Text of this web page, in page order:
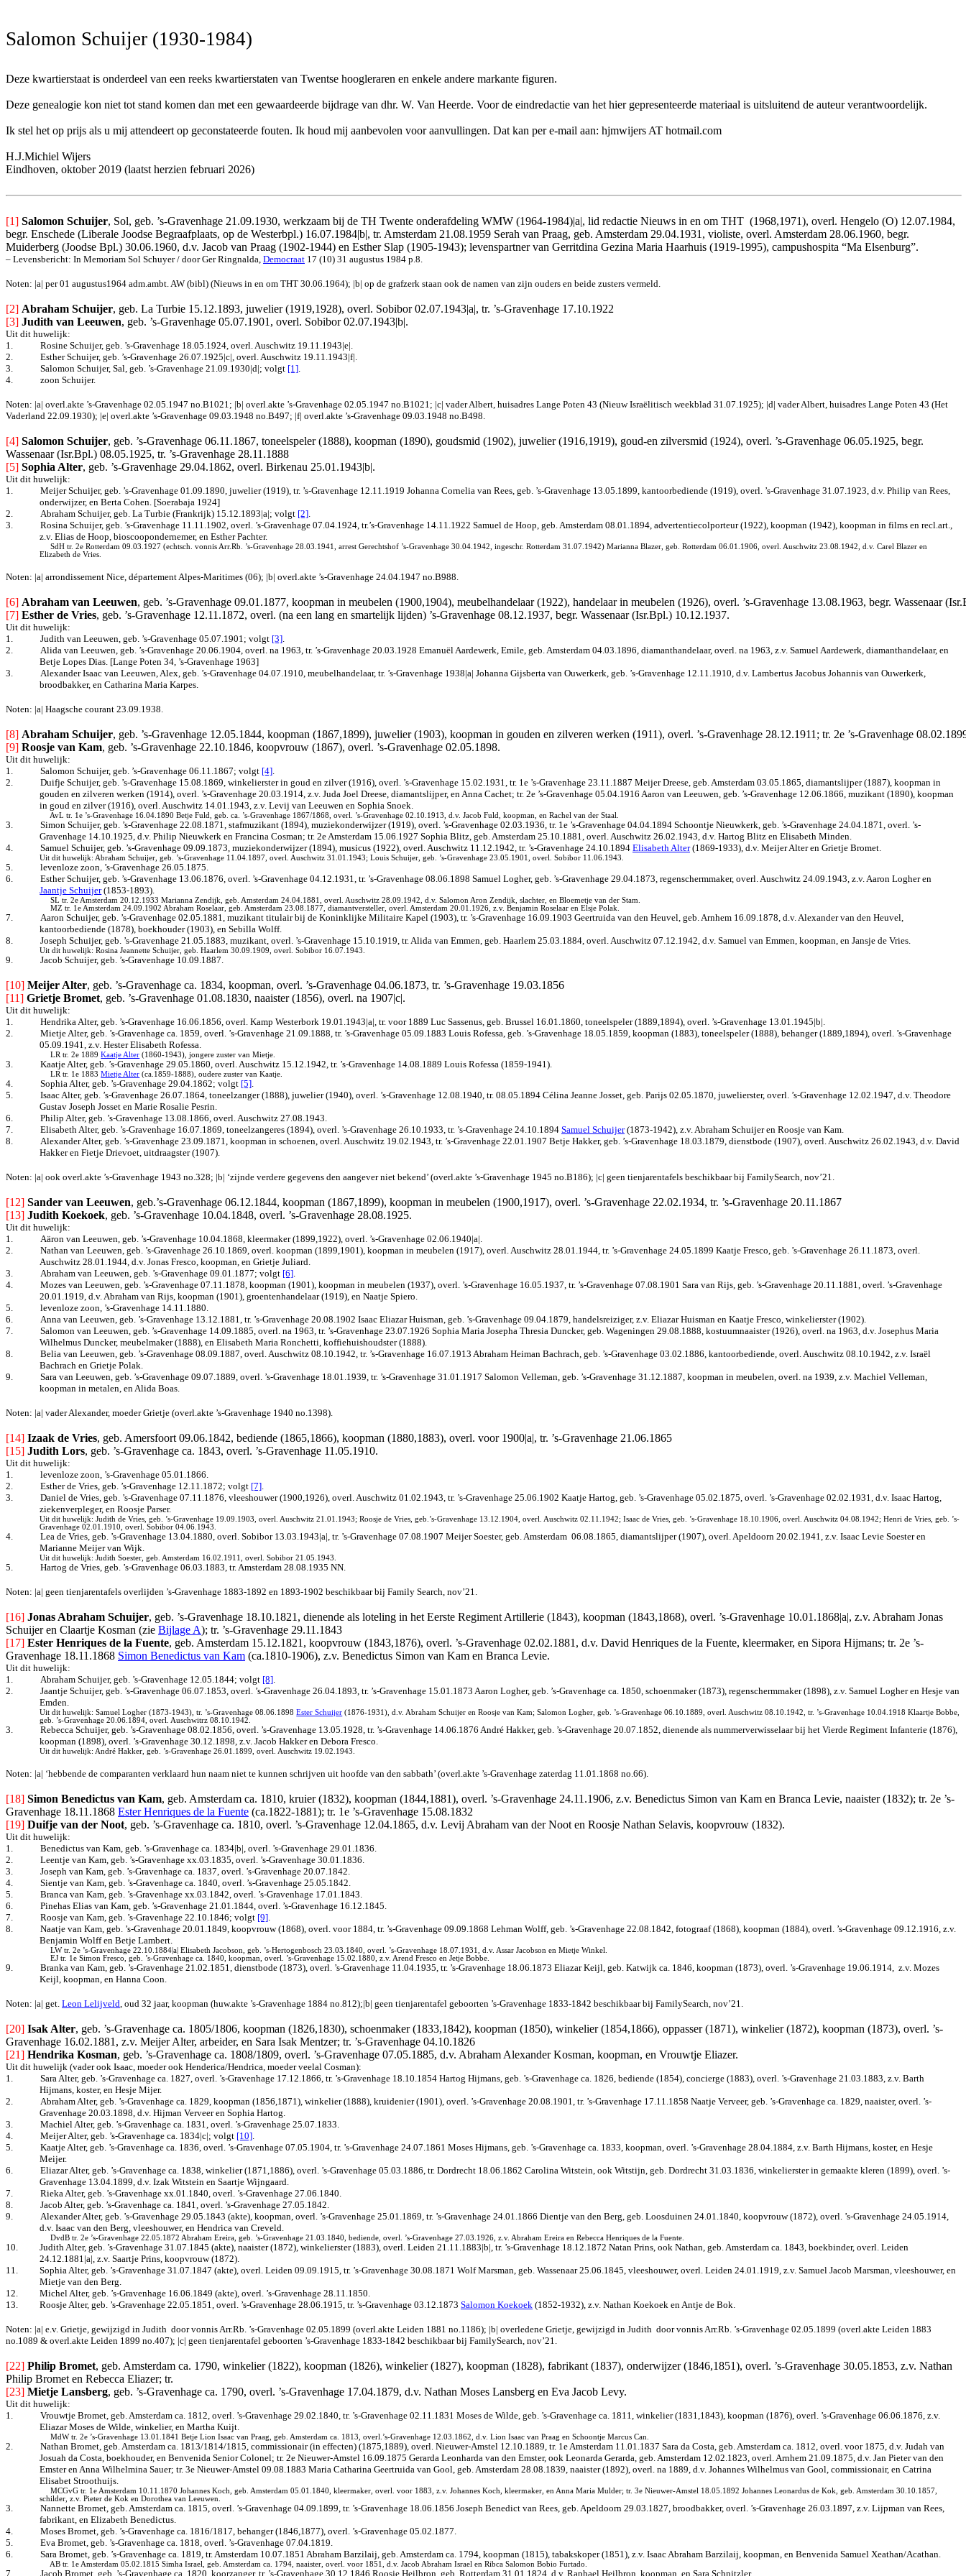
Salomon Schuijer (1930-1984)
Deze kwartierstaat is onderdeel van een reeks kwartierstaten van Twentse hoogleraren en enkele andere markante figuren.
Deze genealogie kon niet tot stand komen dan met een gewaardeerde bijdrage van dhr. W. Van Heerde. Voor de eindredactie van het hier gepresenteerde materiaal is uitsluitend de auteur verantwoordelijk.
Ik stel het op prijs als u mij attendeert op geconstateerde fouten. Ik houd mij aanbevolen voor aanvullingen. Dat kan per e-mail aan: hjmwijers AT hotmail.com
H.J.Michiel Wijers
Eindhoven, oktober 2019 (laatst herzien februari 2026)
[1] Salomon Schuijer, Sol, geb. ’s-Gravenhage 21.09.1930, werkzaam bij de TH Twente onderafdeling WMW (1964-1984)|a|, lid redactie Nieuws in en om THT (1968,1971), overl. Hengelo (O) 12.07.1984,
begr. Enschede (Liberale Joodse Begraafplaats, op de Westerbpl.) 16.07.1984|b|, tr. Amsterdam 21.08.1959 Serah van Praag, geb. Amsterdam 29.04.1931, violiste, overl. Amsterdam 28.06.1960, begr.
Muiderberg (Joodse Bpl.) 30.06.1960, d.v. Jacob van Praag (1902-1944) en Esther Slap (1905-1943); levenspartner van Gerritdina Gezina Maria Haarhuis (1919-1995), campushospita “Ma Elsenburg”.
– Levensbericht: In Memoriam Sol Schuyer / door Ger Ringnalda, Democraat 17 (10) 31 augustus 1984 p.8.
Noten: |a| per01 augustus1964 adm.ambt. AW (bibl) (Nieuws in en om THT 30.06.1964); |b| op de grafzerk staan ook de namen van zijn ouders en beide zusters vermeld.
[2] Abraham Schuijer, geb. La Turbie 15.12.1893, juwelier (1919,1928), overl. Sobibor 02.07.1943|a|, tr. ’s-Gravenhage 17.10.1922
[3] Judith van Leeuwen, geb. ’s-Gravenhage 05.07.1901, overl. Sobibor 02.07.1943|b|.
Uit dit huwelijk:
1.
Rosine Schuijer, geb. ’s-Gravenhage 18.05.1924, overl. Auschwitz 19.11.1943|e|.
2.
Esther Schuijer, geb. ’s-Gravenhage 26.07.1925|c|, overl. Auschwitz 19.11.1943|f|.
3.
Salomon Schuijer, Sal, geb. ’s-Gravenhage 21.09.1930|d|; volgt [1].
4.
zoon Schuijer.
Noten: |a| overl.akte ’s-Gravenhage 02.05.1947 no.B1021; |b| overl.akte ’s-Gravenhage 02.05.1947 no.B1021; |c| vader Albert, huisadres Lange Poten 43 (Nieuw Israëlitisch weekblad 31.07.1925); |d| vader Albert, huisadres Lange Poten 43 (Het
Vaderland 22.09.1930); |e| overl.akte ’s-Gravenhage 09.03.1948 no.B497; |f| overl.akte ’s-Gravenhage 09.03.1948 no.B498.
[4] Salomon Schuijer, geb. ’s-Gravenhage 06.11.1867, toneelspeler (1888), koopman (1890), goudsmid (1902), juwelier (1916,1919), goud-en zilversmid (1924), overl. ’s-Gravenhage 06.05.1925, begr.
Wassenaar (Isr.Bpl.) 08.05.1925, tr. ’s-Gravenhage 28.11.1888
[5] Sophia Alter, geb. ’s-Gravenhage 29.04.1862, overl. Birkenau 25.01.1943|b|.
Uit dit huwelijk:
1.
Meijer Schuijer, geb. ’s-Gravenhage 01.09.1890, juwelier (1919), tr. ’s-Gravenhage 12.11.1919 Johanna Cornelia van Rees, geb. ’s-Gravenhage 13.05.1899, kantoorbediende (1919), overl. ’s-Gravenhage 31.07.1923, d.v. Philip van Rees,
onderwijzer, en Berta Cohen. [Soerabaja 1924]
2.
Abraham Schuijer, geb. La Turbie (Frankrijk) 15.12.1893|a|; volgt [2].
3.
Rosina Schuijer, geb. ’s-Gravenhage 11.11.1902, overl. ’s-Gravenhage 07.04.1924, tr.’s-Gravenhage 14.11.1922 Samuel de Hoop, geb. Amsterdam 08.01.1894, advertentiecolporteur (1922), koopman (1942), koopman in films en recl.art.,
z.v. Elias de Hoop, bioscoopondernemer, en Esther Pachter.
SdH tr. 2e Rotterdam 09.03.1927 (echtsch. vonnis Arr.Rb. ’s-Gravenhage 28.03.1941, arrest Gerechtshof ’s-Gravenhage 30.04.1942, ingeschr. Rotterdam 31.07.1942) Marianna Blazer, geb. Rotterdam 06.01.1906, overl. Auschwitz 23.08.1942, d.v. Carel Blazer en
Elizabeth de Vries.
Noten: |a| arrondissement Nice, département Alpes-Maritimes (06); |b| overl.akte ’s-Gravenhage 24.04.1947 no.B988.
[6] Abraham van Leeuwen, geb. ’s-Gravenhage 09.01.1877, koopman in meubelen (1900,1904), meubelhandelaar (1922), handelaar in meubelen (1926), overl. ’s-Gravenhage 13.08.1963, begr. Wassenaar
[7] Esther de Vries, geb. ’s-Gravenhage 12.11.1872, overl. (na een lang en smartelijk lijden) ’s-Gravenhage 08.12.1937, begr. Wassenaar (Isr.Bpl.) 10.12.1937.
Uit dit huwelijk:
1.
Judith van Leeuwen, geb. ’s-Gravenhage 05.07.1901; volgt [3].
2.
Alida van Leeuwen, geb. ’s-Gravenhage 20.06.1904, overl. na 1963, tr. ’s-Gravenhage 20.03.1928 Emanuël Aardewerk, Emile, geb. Amsterdam 04.03.1896, diamanthandelaar, overl. na 1963, z.v. Samuel Aardewerk, diamanthandelaar, en
Betje Lopes Dias. [Lange Poten 34, ’s-Gravenhage 1963]
3.
Alexander Isaac van Leeuwen, Alex, geb. ’s-Gravenhage 04.07.1910, meubelhandelaar, tr. ’s-Gravenhage 1938|a| Johanna Gijsberta van Ouwerkerk, geb. ’s-Gravenhage 12.11.1910, d.v. Lambertus Jacobus Johannis van Ouwerkerk,
broodbakker, en Catharina Maria Karpes.
Noten: |a| Haagsche courant 23.09.1938.
[8] Abraham Schuijer, geb. ’s-Gravenhage 12.05.1844, koopman (1867,1899), juwelier (1903), koopman in gouden en zilveren werken (1911), overl. ’s-Gravenhage 28.12.1911; tr. 2e ’s-Gravenhage
[9] Roosje van Kam, geb. ’s-Gravenhage 22.10.1846, koopvrouw (1867), overl. ’s-Gravenhage 02.05.1898.
Uit dit huwelijk:
1.
Salomon Schuijer, geb. ’s-Gravenhage 06.11.1867; volgt [4].
2.
Duifje Schuijer, geb. ’s-Gravenhage 15.08.1869, winkelierster in goud en zilver (1916), overl. ’s-Gravenhage 15.02.1931, tr. 1e ’s-Gravenhage 23.11.1887 Meijer Dreese, geb. Amsterdam 03.05.1865, diamantslijper (1887), koopman in
gouden en zilveren werken (1914), overl. ’s-Gravenhage 20.03.1914, z.v. Juda Joel Dreese, diamantslijper, en Anna Cachet; tr. 2e ’s-Gravenhage 05.04.1916 Aaron van Leeuwen, geb. ’s-Gravenhage 12.06.1866, muzikant (1890), koopman
in goud en zilver (1916), overl. Auschwitz 14.01.1943, z.v. Levij van Leeuwen en Sophia Snoek.
AvL tr. 1e ’s-Gravenhage 16.04.1890 Betje Fuld, geb. ca. ’s-Gravenhage 1867/1868, overl. ’s-Gravenhage 02.10.1913, d.v. Jacob Fuld, koopman, en Rachel van der Staal.
3.
Simon Schuijer, geb. ’s-Gravenhage 22.08.1871, stafmuzikant (1894), muziekonderwijzer (1919), overl. ’s-Gravenhage 02.03.1936, tr. 1e ’s-Gravenhage 04.04.1894 Schoontje Nieuwkerk, geb. ’s-Gravenhage 24.04.1871, overl. ’s-
Gravenhage 14.10.1925, d.v. Philip Nieuwkerk en Francina Cosman; tr. 2e Amsterdam 15.06.1927 Sophia Blitz, geb. Amsterdam 25.10.1881, overl. Auschwitz 26.02.1943, d.v. Hartog Blitz en Elisabeth Minden.
4.
Samuel Schuijer, geb. ’s-Gravenhage 09.09.1873, muziekonderwijzer (1894), musicus (1922), overl. Auschwitz 11.12.1942, tr. ’s-Gravenhage 24.10.1894 Elisabeth Alter(1869-1933), d.v. Meijer Alter en Grietje Bromet.
Uit dit huwelijk: Abraham Schuijer, geb. ’s-Gravenhage 11.04.1897, overl. Auschwitz 31.01.1943; Louis Schuijer, geb. ’s-Gravenhage 23.05.1901, overl. Sobibor 11.06.1943.
5.
levenloze zoon, ’s-Gravenhage 26.05.1875.
6.
Esther Schuijer, geb. ’s-Gravenhage 13.06.1876, overl. ’s-Gravenhage 04.12.1931, tr. ’s-Gravenhage 08.06.1898 Samuel Logher, geb. ’s-Gravenhage 29.04.1873, regenschermmaker, overl. Auschwitz 24.09.1943, z.v. Aaron Logher en
Jaantje Schuijer(1853-1893).
SL tr. 2e Amsterdam 20.12.1933 Marianna Zendijk, geb. Amsterdam 24.04.1881, overl. Auschwitz 28.09.1942, d.v. Salomon Aron Zendijk, slachter, en Bloemetje van der Stam.
MZ tr. 1e Amsterdam 24.09.1902 Abraham Roselaar, geb. Amsterdam 23.08.1877, diamantversteller, overl. Amsterdam 20.01.1926, z.v. Benjamin Roselaar en Elsje Polak.
7.
Aaron Schuijer, geb. ’s-Gravenhage 02.05.1881, muzikant titulair bij de Koninklijke Militaire Kapel (1903), tr. ’s-Gravenhage 16.09.1903 Geertruida van den Heuvel, geb. Arnhem 16.09.1878, d.v. Alexander van den Heuvel,
kantoorbediende (1878), boekhouder (1903), en Sebilla Wolff.
8.
Joseph Schuijer, geb. ’s-Gravenhage 21.05.1883, muzikant, overl. ’s-Gravenhage 15.10.1919, tr. Alida van Emmen, geb. Haarlem 25.03.1884, overl. Auschwitz 07.12.1942, d.v. Samuel van Emmen, koopman, en Jansje de Vries.
Uit dit huwelijk: Rosina Jeannette Schuijer, geb. Haarlem 30.09.1909, overl. Sobibor 16.07.1943.
9. Jacob Schuijer, geb. ’s-Gravenhage 10.09.1887.
[10] Meijer Alter, geb. ’s-Gravenhage ca. 1834, koopman, overl. ’s-Gravenhage 04.06.1873, tr. ’s-Gravenhage 19.03.1856
[11] Grietje Bromet, geb. ’s-Gravenhage 01.08.1830, naaister (1856), overl. na 1907|c|.
Uit dit huwelijk:
1.
Hendrika Alter, geb. ’s-Gravenhage 16.06.1856, overl. Kamp Westerbork 19.01.1943|a|, tr. voor 1889 Luc Sassenus, geb. Brussel 16.01.1860, toneelspeler (1889,1894), overl. ’s-Gravenhage 13.01.1945|b|.
2.
Mietje Alter, geb. ’s-Gravenhage ca. 1859, overl. ’s-Gravenhage 21.09.1888, tr. ’s-Gravenhage 05.09.1883 Louis Rofessa, geb. ’s-Gravenhage 18.05.1859, koopman (1883), toneelspeler (1888), behanger (1889,1894), overl. ’s-Gravenhage
05.09.1941, z.v. Hester Elisabeth Rofessa.
LR tr. 2e 1889Kaatje Alter (1860-1943), jongere zuster van Mietje.
3. Kaatje Alter, geb. ’s-Gravenhage 29.05.1860, overl. Auschwitz 15.12.1942, tr. ’s-Gravenhage 14.08.1889 Louis Rofessa (1859-1941).
LR tr. 1e 1883Mietje Alter (ca.1859-1888), oudere zuster van Kaatje.
4. Sophia Alter, geb. ’s-Gravenhage 29.04.1862; volgt [5].
5.
Isaac Alter, geb. ’s-Gravenhage 26.07.1864, toneelzanger (1888), juwelier (1940), overl. ’s-Gravenhage 12.08.1940, tr. 08.05.1894 Célina Jeanne Josset, geb. Parijs 02.05.1870, juwelierster, overl. ’s-Gravenhage 12.02.1947, d.v. Theodore
Gustav Joseph Josset en Marie Rosalie Pesrin.
6.
Philip Alter, geb. ’s-Gravenhage 13.08.1866, overl. Auschwitz 27.08.1943.
7.
Elisabeth Alter, geb. ’s-Gravenhage 16.07.1869, toneelzangeres (1894), overl. ’s-Gravenhage 26.10.1933, tr. ’s-Gravenhage 24.10.1894 Samuel Schuijer(1873-1942), z.v. Abraham Schuijer en Roosje van Kam.
8.
Alexander Alter, geb. ’s-Gravenhage 23.09.1871, koopman in schoenen, overl. Auschwitz 19.02.1943, tr. ’s-Gravenhage 22.01.1907 Betje Hakker, geb. ’s-Gravenhage 18.03.1879, dienstbode (1907), overl. Auschwitz 26.02.1943, d.v. David
Hakker en Fietje Drievoet, uitdraagster (1907).
Noten: |a| ook overl.akte ’s-Gravenhage 1943 no.328; |b| ‘zijnde verdere gegevens den aangever niet bekend’ (overl.akte ’s-Gravenhage 1945 no.B186); |c| geen tienjarentafels beschikbaar bij FamilySearch, nov’21.
[12] Sander van Leeuwen, geb.’s-Gravenhage 06.12.1844, koopman (1867,1899), koopman in meubelen (1900,1917), overl. ’s-Gravenhage 22.02.1934, tr. ’s-Gravenhage 20.11.1867
[13] Judith Koekoek, geb. ’s-Gravenhage 10.04.1848, overl. ’s-Gravenhage 28.08.1925.
Uit dit huwelijk:
1.
Aäron van Leeuwen, geb. ’s-Gravenhage 10.04.1868, kleermaker (1899,1922), overl. ’s-Gravenhage 02.06.1940|a|.
2.
Nathan van Leeuwen, geb. ’s-Gravenhage 26.10.1869, overl. koopman (1899,1901), koopman in meubelen (1917), overl. Auschwitz 28.01.1944, tr. ’s-Gravenhage 24.05.1899 Kaatje Fresco, geb. ’s-Gravenhage 26.11.1873, overl.
Auschwitz 28.01.1944, d.v. Jonas Fresco, koopman, en Grietje Juliard.
3.
Abraham van Leeuwen, geb. ’s-Gravenhage 09.01.1877; volgt [6].
4.
Mozes van Leeuwen, geb. ’s-Gravenhage 07.11.1878, koopman (1901), koopman in meubelen (1937), overl. ’s-Gravenhage 16.05.1937, tr. ’s-Gravenhage 07.08.1901 Sara van Rijs, geb. ’s-Gravenhage 20.11.1881, overl. ’s-Gravenhage
20.01.1919, d.v. Abraham van Rijs, koopman (1901), groentenhandelaar (1919), en Naatje Spiero.
5.
levenloze zoon, ’s-Gravenhage 14.11.1880.
6.
Anna van Leeuwen, geb. ’s-Gravenhage 13.12.1881, tr. ’s-Gravenhage 20.08.1902 Isaac Eliazar Huisman, geb. ’s-Gravenhage 09.04.1879, handelsreiziger, z.v. Eliazar Huisman en Kaatje Fresco, winkelierster (1902).
7.
Salomon van Leeuwen, geb. ’s-Gravenhage 14.09.1885, overl. na 1963, tr. ’s-Gravenhage 23.07.1926 Sophia Maria Josepha Thresia Duncker, geb. Wageningen 29.08.1888, kostuumnaaister (1926), overl. na 1963, d.v. Josephus Maria
Wilhelmus Duncker, meubelmaker (1888), en Elisabeth Maria Ronchetti, koffiehuishoudster (1888).
8.
Belia van Leeuwen, geb. ’s-Gravenhage 08.09.1887, overl. Auschwitz 08.10.1942, tr. ’s-Gravenhage 16.07.1913 Abraham Heiman Bachrach, geb. ’s-Gravenhage 03.02.1886, kantoorbediende, overl. Auschwitz 08.10.1942, z.v. Israël
Bachrach en Grietje Polak.
9.
Sara van Leeuwen, geb. ’s-Gravenhage 09.07.1889, overl. ’s-Gravenhage 18.01.1939, tr. ’s-Gravenhage 31.01.1917 Salomon Velleman, geb. ’s-Gravenhage 31.12.1887, koopman in meubelen, overl. na 1939, z.v. Machiel Velleman,
koopman in metalen, en Alida Boas.
Noten: |a| vader Alexander, moeder Grietje (overl.akte ’s-Gravenhage 1940 no.1398).
[14] Izaak de Vries, geb. Amersfoort 09.06.1842, bediende (1865,1866), koopman (1880,1883), overl. voor 1900|a|, tr. ’s-Gravenhage 21.06.1865
[15] Judith Lors, geb. ’s-Gravenhage ca. 1843, overl. ’s-Gravenhage 11.05.1910.
Uit dit huwelijk:
1.
levenloze zoon, ’s-Gravenhage 05.01.1866.
2.
Esther de Vries, geb. ’s-Gravenhage 12.11.1872; volgt [7].
3.
Daniel de Vries, geb. ’s-Gravenhage 07.11.1876, vleeshouwer (1900,1926), overl. Auschwitz 01.02.1943, tr. ’s-Gravenhage 25.06.1902 Kaatje Hartog, geb. ’s-Gravenhage 05.02.1875, overl. ’s-Gravenhage 02.02.1931, d.v. Isaac Hartog,
ziekenverpleger, en Roosje Parser.
Uit dit huwelijk: Judith de Vries, geb. ’s-Gravenhage 19.09.1903, overl. Auschwitz 21.01.1943; Roosje de Vries, geb.’s-Gravenhage 13.12.1904, overl. Auschwitz 02.11.1942; Isaac de Vries, geb. ’s-Gravenhage 18.10.1906, overl. Auschwitz 04.08.1942; Henri de Vries, geb. ’s-
Gravenhage 02.01.1910, overl. Sobibor 04.06.1943.
4. Lea de Vries, geb. ’s-Gravenhage 13.04.1880, overl. Sobibor 13.03.1943|a|, tr. ’s-Gravenhage 07.08.1907 Meijer Soester, geb. Amsterdam 06.08.1865, diamantslijper (1907), overl. Apeldoorn 20.02.1941, z.v. Isaac Levie Soester en
Marianne Meijer van Wijk.
Uit dit huwelijk: Judith Soester, geb. Amsterdam 16.02.1911, overl. Sobibor 21.05.1943.
5. Hartog de Vries, geb. ’s-Gravenhage 06.03.1883, tr. Amsterdam 28.08.1935 NN.
Noten: |a| geen tienjarentafels overlijden ’s-Gravenhage 1883-1892 en 1893-1902 beschikbaar bij Family Search, nov’21.
[16] Jonas Abraham Schuijer, geb. ’s-Gravenhage 18.10.1821, dienende als loteling in het Eerste Regiment Artillerie (1843), koopman (1843,1868), overl. ’s-Gravenhage 10.01.1868|a|, z.v. Abraham Jonas
Schuijer en Claartje Kosman (zie Bijlage A); tr. ’s-Gravenhage 29.11.1843
[17] Ester Henriques de la Fuente, geb. Amsterdam 15.12.1821, koopvrouw (1843,1876), overl. ’s-Gravenhage 02.02.1881, d.v. David Henriques de la Fuente, kleermaker, en Sipora Hijmans; tr. 2e ’s-
Gravenhage 18.11.1868 Simon Benedictus van Kam (ca.1810-1906), z.v. Benedictus Simon van Kam en Branca Levie.
Uit dit huwelijk:
1.
Abraham Schuijer, geb. ’s-Gravenhage 12.05.1844; volgt [8].
2.
Jaantje Schuijer, geb. ’s-Gravenhage 06.07.1853, overl. ’s-Gravenhage 26.04.1893, tr. ’s-Gravenhage 15.01.1873 Aaron Logher, geb. ’s-Gravenhage ca. 1850, schoenmaker (1873), regenschermmaker (1898), z.v. Samuel Logher en Hesje van
Emden.
Uit dit huwelijk: Samuel Logher (1873-1943), tr. ’s-Gravenhage 08.06.1898Ester Schuijer (1876-1931), d.v. Abraham Schuijer en Roosje van Kam; Salomon Logher, geb. ’s-Gravenhage 06.10.1889, overl. Auschwitz 08.10.1942, tr. ’s-Gravenhage 10.04.1918 Klaartje Bobbe,
geb. ’s-Gravenhage 20.06.1894, overl. Auschwitrz 08.10.1942.
3.
Rebecca Schuijer, geb. ’s-Gravenhage 08.02.1856, overl. ’s-Gravenhage 13.05.1928, tr. ’s-Gravenhage 14.06.1876 André Hakker, geb. ’s-Gravenhage 20.07.1852, dienende als nummerverwisselaar bij het Vierde Regiment Infanterie (1876),
koopman (1898), overl. ’s-Gravenhage 30.12.1898, z.v. Jacob Hakker en Debora Fresco.
Uit dit huwelijk: André Hakker, geb. ’s-Gravenhage 26.01.1899, overl. Auschwitz 19.02.1943.
Noten: |a| ‘hebbende de comparanten verklaard hun naam niet te kunnen schrijven uit hoofde van den sabbath’ (overl.akte ’s-Gravenhage zaterdag 11.01.1868 no.66).
[18] Simon Benedictus van Kam, geb. Amsterdam ca. 1810, kruier (1832), koopman (1844,1881), overl. ’s-Gravenhage 24.11.1906, z.v. Benedictus Simon van Kam en Branca Levie, naaister (1832); tr. 2e ’s-
Gravenhage 18.11.1868 Ester Henriques de la Fuente (ca.1822-1881); tr. 1e ’s-Gravenhage 15.08.1832
[19] Duifje van der Noot, geb. ’s-Gravenhage ca. 1810, overl. ’s-Gravenhage 12.04.1865, d.v. Levij Abraham van der Noot en Roosje Nathan Selavis, koopvrouw (1832).
Uit dit huwelijk:
1.
Benedictus van Kam, geb. ’s-Gravenhage ca. 1834|b|, overl. ’s-Gravenhage 29.01.1836.
2.
Leentje van Kam, geb. ’s-Gravenhage xx.03.1835, overl. ’s-Gravenhage 30.01.1836.
3.
Joseph van Kam, geb. ’s-Gravenhage ca. 1837, overl. ’s-Gravenhage 20.07.1842.
4.
Sientje van Kam, geb. ’s-Gravenhage ca. 1840, overl. ’s-Gravenhage 25.05.1842.
5.
Branca van Kam, geb. ’s-Gravenhage xx.03.1842, overl. ’s-Gravenhage 17.01.1843.
6.
Pinehas Elias van Kam, geb. ’s-Gravenhage 21.01.1844, overl. ’s-Gravenhage 16.12.1845.
7.
Roosje van Kam, geb. ’s-Gravenhage 22.10.1846; volgt [9].
8.
Naatje van Kam, geb. ’s-Gravenhage 20.01.1849, koopvrouw (1868), overl. voor 1884, tr. ’s-Gravenhage 09.09.1868 Lehman Wolff, geb. ’s-Gravenhage 22.08.1842, fotograaf (1868), koopman (1884), overl. ’s-Gravenhage 09.12.1916, z.v.
Benjamin Wolff en Betje Lambert.
LW tr. 2e ’s-Gravenhage 22.10.1884|a| Elisabeth Jacobson, geb. ’s-Hertogenbosch 23.03.1840, overl. ’s-Gravenhage 18.07.1931, d.v. Assar Jacobson en Mietje Winkel.
EJ tr. 1e Simon Fresco, geb. ’s-Gravenhage ca. 1840, koopman, overl. ’s-Gravenhage 15.02.1880, z.v. Arend Fresco en Jetje Bobbe.
9. Branka van Kam, geb. ’s-Gravenhage 21.02.1851, dienstbode (1873), overl. ’s-Gravenhage 11.04.1935, tr. ’s-Gravenhage 18.06.1873 Eliazar Keijl, geb. Katwijk ca. 1846, koopman (1873), overl. ’s-Gravenhage 19.06.1914, z.v. Mozes
Keijl, koopman, en Hanna Coon.
Noten: |a| get. Leon Lelijveld, oud 32 jaar, koopman (huw.akte ’s-Gravenhage 1884 no.812);|b| geen tienjarentafel geboorten ’s-Gravenhage 1833-1842 beschikbaar bij FamilySearch, nov’21.
[20] Isak Alter, geb. ’s-Gravenhage ca. 1805/1806, koopman (1826,1830), schoenmaker (1833,1842), koopman (1850), winkelier (1854,1866), oppasser (1871), winkelier (1872), koopman (1873), overl. ’s-
Gravenhage 16.02.1881, z.v. Meijer Alter, arbeider, en Sara Isak Mentzer; tr. ’s-Gravenhage 04.10.1826
[21] Hendrika Kosman, geb. ’s-Gravenhage ca. 1808/1809, overl. ’s-Gravenhage 07.05.1885, d.v. Abraham Alexander Kosman, koopman, en Vrouwtje Eliazer.
Uit dit huwelijk (vader ook Isaac, moeder ook Henderica/Hendrica, moeder veelal Cosman):
1.
Sara Alter, geb. ’s-Gravenhage ca. 1827, overl. ’s-Gravenhage 17.12.1866, tr. ’s-Gravenhage 18.10.1854 Hartog Hijmans, geb. ’s-Gravenhage ca. 1826, bediende (1854), concierge (1883), overl. ’s-Gravenhage 21.03.1883, z.v. Barth
Hijmans, koster, en Hesje Mijer.
2.
Abraham Alter, geb. ’s-Gravenhage ca. 1829, koopman (1856,1871), winkelier (1888), kruidenier (1901), overl. ’s-Gravenhage 20.08.1901, tr. ’s-Gravenhage 17.11.1858 Naatje Verveer, geb. ’s-Gravenhage ca. 1829, naaister, overl. ’s-
Gravenhage 20.03.1898, d.v. Hijman Verveer en Sophia Hartog.
3.
Machiel Alter, geb. ’s-Gravenhage ca. 1831, overl. ’s-Gravenhage 25.07.1833.
4.
Meijer Alter, geb. ’s-Gravenhage ca. 1834|c|; volgt [10].
5.
Kaatje Alter, geb. ’s-Gravenhage ca. 1836, overl. ’s-Gravenhage 07.05.1904, tr. ’s-Gravenhage 24.07.1861 Moses Hijmans, geb. ’s-Gravenhage ca. 1833, koopman, overl. ’s-Gravenhage 28.04.1884, z.v. Barth Hijmans, koster, en Hesje
Meijer.
6.
Eliazar Alter, geb. ’s-Gravenhage ca. 1838, winkelier (1871,1886), overl. ’s-Gravenhage 05.03.1886, tr. Dordrecht 18.06.1862 Carolina Witstein, ook Witstijn, geb. Dordrecht 31.03.1836, winkelierster in gemaakte kleren (1899), overl. ’s-
Gravenhage 13.04.1899, d.v. Izak Witstein en Saartje Wijngaard.
7.
Rieka Alter, geb. ’s-Gravenhage xx.01.1840, overl. ’s-Gravenhage 27.06.1840.
8.
Jacob Alter, geb. ’s-Gravenhage ca. 1841, overl. ’s-Gravenhage 27.05.1842.
9.
Alexander Alter, geb. ’s-Gravenhage 29.05.1843 (akte), koopman, overl. ’s-Gravenhage 25.01.1869, tr. ’s-Gravenhage 24.01.1866 Dientje van den Berg, geb. Loosduinen 24.01.1840, koopvrouw (1872), overl. ’s-Gravenhage 24.05.1914,
d.v. Isaac van den Berg, vleeshouwer, en Hendrica van Creveld.
DvdB tr. 2e ’s-Gravenhage 22.05.1872 Abraham Ereira, geb. ’s-Gravenhage 21.03.1840, bediende, overl. ’s-Gravenhage 27.03.1926, z.v. Abraham Ereira en Rebecca Henriques de la Fuente.
10.
Judith Alter, geb. ’s-Gravenhage 31.07.1845 (akte), naaister (1872), winkelierster (1883), overl. Leiden 21.11.1883|b|, tr. ’s-Gravenhage 18.12.1872 Natan Prins, ook Nathan, geb. Amsterdam ca. 1843, boekbinder, overl. Leiden
24.12.1881|a|, z.v. Saartje Prins, koopvrouw (1872).
11.
Sophia Alter, geb. ’s-Gravenhage 31.07.1847 (akte), overl. Leiden 09.09.1915, tr. ’s-Gravenhage 30.08.1871 Wolf Marsman, geb. Wassenaar 25.06.1845, vleeshouwer, overl. Leiden 24.01.1919, z.v. Samuel Jacob Marsman, vleeshouwer, en
Mietje van den Berg.
12.
Michel Alter, geb. ’s-Gravenhage 16.06.1849 (akte), overl. ’s-Gravenhage 28.11.1850.
13.
Roosje Alter, geb. ’s-Gravenhage 22.05.1851, overl. ’s-Gravenhage 28.06.1915, tr. ’s-Gravenhage 03.12.1873 Salomon Koekoek (1852-1932), z.v. Nathan Koekoek en Antje de Bok.
Noten: |a| e.v. Grietje, gewijzigd in Judith door vonnis Arr.Rb. ’s-Gravenhage 02.05.1899 (overl.akte Leiden 1881 no.1186); |b| overledene Grietje, gewijzigd in Judith door vonnis Arr.Rb. ’s-Gravenhage 02.05.1899 (overl.akte Leiden 1883
no.1089 & overl.akte Leiden 1899 no.407); |c| geen tienjarentafel geboorten ’s-Gravenhage 1833-1842 beschikbaar bij FamilySearch, nov’21.
[22] Philip Bromet, geb. Amsterdam ca. 1790, winkelier (1822), koopman (1826), winkelier (1827), koopman (1828), fabrikant (1837), onderwijzer (1846,1851), overl. ’s-Gravenhage 30.05.1853, z.v. Nathan
Philip Bromet en Rebecca Eliazer; tr.
[23] Mietje Lansberg, geb. ’s-Gravenhage ca. 1790, overl. ’s-Gravenhage 17.04.1879, d.v. Nathan Moses Lansberg en Eva Jacob Levy.
Uit dit huwelijk:
1.
Vrouwtje Bromet, geb. Amsterdam ca. 1812, overl. ’s-Gravenhage 29.02.1840, tr. ’s-Gravenhage 02.11.1831 Moses de Wilde, geb. ’s-Gravenhage ca. 1811, winkelier (1831,1843), koopman (1876), overl. ’s-Gravenhage 06.06.1876, z.v.
Eliazar Moses de Wilde, winkelier, en Martha Kuijt.
MdW tr. 2e ’s-Gravenhage 13.01.1841 Betje Lion Isaac van Praag, geb. Amsterdam ca. 1813, overl.’s-Gravenhage 12.03.1862, d.v. Lion Isaac van Praag en Schoontje Marcus Can.
2.
Nathan Bromet, geb. Amsterdam ca. 1813/1814/1815, commissionair (in effecten) (1875,1889), overl. Nieuwer-Amstel 12.10.1889, tr. 1e Amsterdam 11.01.1837 Sara da Costa, geb. Amsterdam ca. 1812, overl. voor 1875, d.v. Judah van
Josuah da Costa, boekhouder, en Benvenida Senior Colonel; tr. 2e Nieuwer-Amstel 16.09.1875 Gerarda Leonharda van den Emster, ook Leonarda Gerarda, geb. Amsterdam 12.02.1823, overl. Arnhem 21.09.1875, d.v. Jan Pieter van den
Emster en Anna Wilhelmina Sauer; tr. 3e Nieuwer-Amstel 09.08.1883 Maria Catharina Geertruida van Gool, geb. Amsterdam 28.08.1839, naaister (1892), overl. na 1889, d.v. Johannes Wilhelmus van Gool, commissionair, en Catrina
Elisabet Stroothuijs.
MCGvG tr. 1e Amsterdam 10.11.1870 Johannes Koch, geb. Amsterdam 05.01.1840, kleermaker , overl. voor 1883, z.v. Johannes Koch, kleermaker, en Anna Maria Mulder; tr. 3e Nieuwer-Amstel 18.05.1892 Johannes Leonardus de Kok, geb. Amsterdam 30.10.1857,
schilder, z.v. Pieter de Kok en Dorothea van Leeuwen.
3.
Nannette Bromet, geb. Amsterdam ca. 1815, overl. ’s-Gravenhage 04.09.1899, tr. ’s-Gravenhage 18.06.1856 Joseph Benedict van Rees, geb. Apeldoorn 29.03.1827, broodbakker, overl. ’s-Gravenhage 26.03.1897, z.v. Lijpman van Rees,
fabrikant, en Elizabeth Benedictus.
4.
Moses Bromet, geb. ’s-Gravenhage ca. 1816/1817, behanger (1846,1877), overl. ’s-Gravenhage 05.02.1877.
5.
Eva Bromet, geb. ’s-Gravenhage ca. 1818, overl. ’s-Gravenhage 07.04.1819.
6.
Sara Bromet, geb. ’s-Gravenhage ca. 1819, tr. Amsterdam 10.07.1851 Abraham Barzilaij, geb. Amsterdam ca. 1794, koopman (1815), tabakskoper (1851), z.v. Isaac Abraham Barzilaij, koopman, en Benvenida Samuel Xeathan/Acathan.
AB tr. 1e Amsterdam 05.02.1815 Simha Israel, geb. Amsterdam ca. 1794, naaister, overl. voor 1851, d.v. Jacob Abraham Israel en Ribca Salomon Bobio Furtado.
7. Jacob Bromet, geb. ’s-Gravenhage ca. 1820, koorzanger, tr. ’s-Gravenhage 30.12.1846 Roosje Heilbron, geb. Rotterdam 31.01.1824, d.v. Raphael Heilbron, koopman, en Sara Schnitzler.